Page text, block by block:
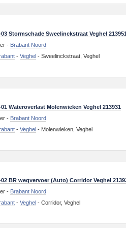
Stormschade Sweelinckstraat Veghel
- Brabant Noord
-Veghel -Sweelinckstraat, Veghel
Wateroverlast Molenwieken Veghel 213931
- Brabant Noord
-Veghel - Molenwieken, Veghel
02 BR wegvervoer (Auto) Corridor Veghel
- Brabant Noord
-Veghel -Corridor, Veghel